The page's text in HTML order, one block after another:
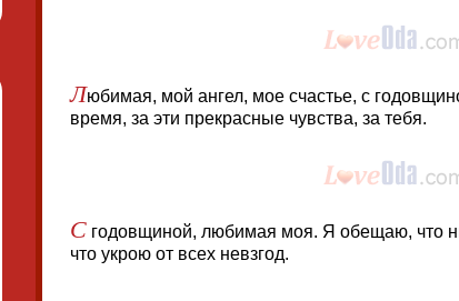
Любимая, мой ангел, мое счастье, с
время, за эти прекрасные чувства, за тебя.
С годовщиной, любимая моя. Я обещаю, что
что укрою от всех невзгод.